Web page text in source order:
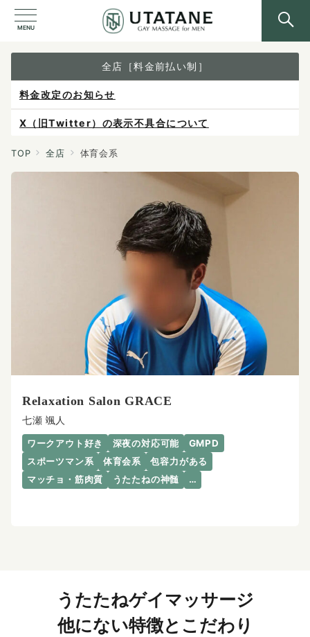
MENU
全店［料金前払い制］
料金改定のお知らせ
X（旧Twitter）の表示不具合について
ご予約は各店へ直接お問い合わせください。
料金は当日施術前にお支払いください。
TOP 全店 体育会系
Relaxation Salon GRACE
七瀬 颯人
ワークアウト好き 深夜の対応可能
GMPD
スポーツマン系
体育会系
包容力がある
マッチョ・筋肉質
うたたねの神髄 …
うたたねゲイマッサージ
他にない特徴とこだわり